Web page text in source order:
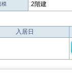
模 2階建
入居日